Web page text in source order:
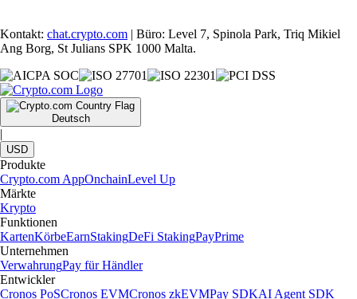
Kontakt: chat.crypto.com | Büro: Level 7, Spinola Park, Triq Mikiel
Ang Borg, St Julians SPK 1000 Malta.
Deutsch
|
USD
Produkte
Crypto.com AppOnchainLevel Up
Märkte
Krypto
Funktionen
KartenKörbeEarnStakingDeFi StakingPayPrime
Unternehmen
VerwahrungPay für Händler
Entwickler
Cronos PoSCronos EVMCronos zkEVMPay SDKAI Agent SDK